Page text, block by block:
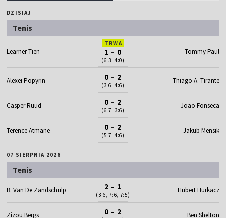
DZISIAJ
Tenis
Learner Tien
TRWA
1 - 0
(6:3, 4:0)
Tommy Paul
Alexei Popyrin 0 - 2
(3:6, 4:6)
Thiago A. Tirante
Casper Ruud 0 - 2
(6:7, 3:6)
Joao Fonseca
Terence Atmane 0 - 2
(5:7, 4:6)
Jakub Mensik
07 SIERPNIA 2026
Tenis
B. Van De Zandschulp 2 - 1
(3:6, 7:6, 7:5)
Hubert Hurkacz
Zizou Bergs 0 - 2 Ben Shelton